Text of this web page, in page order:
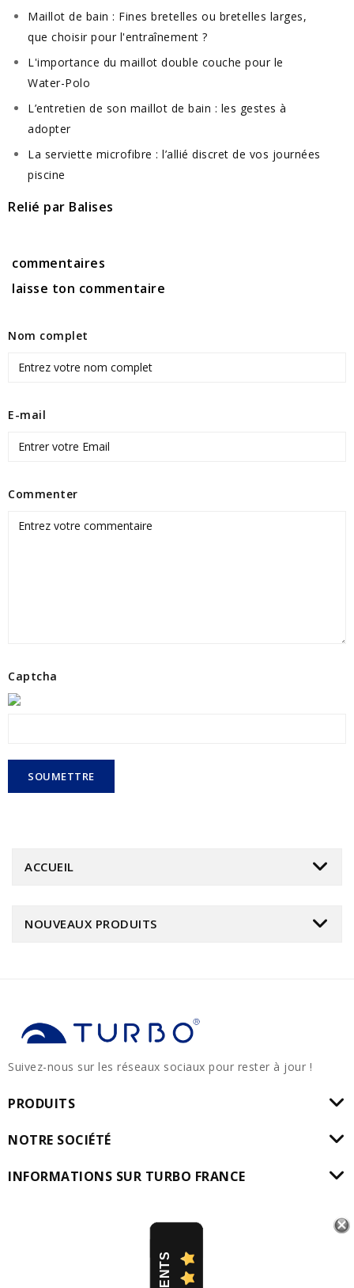
Maillot de bain : Fines bretelles ou bretelles larges,
que choisir pour l'entraînement ?
L'importance du maillot double couche pour le
Water-Polo
L’entretien de son maillot de bain : les gestes à
adopter
La serviette microfibre : l’allié discret de vos journées
piscine
Relié par Balises
commentaires
laisse ton commentaire
Nom complet
E-mail
Commenter
Captcha
SOUMETTRE
ACCUEIL
NOUVEAUX PRODUITS
Suivez-nous sur les réseaux sociaux pour rester à jour !
PRODUITS
NOTRE SOCIÉTÉ
INFORMATIONS SUR TURBO FRANCE